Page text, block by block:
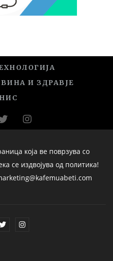
И ЗДРАВЈЕ
која ве поврзува со
се издвојува од политика!